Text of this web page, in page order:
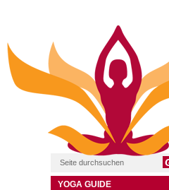
YOGA GUIDE